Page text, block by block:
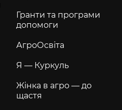
Гранти та програми
допомоги
АгроОсвіта
Я — Куркуль
Жінка в агро — до
щастя